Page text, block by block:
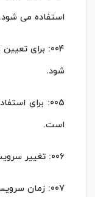
استفاده می شود.
004: برای
شود.
005: برای
است.
006: تغییر سرویس شیفت روز / شب / نهار
007: زمان سرویس شیفت روز / شب / نهار